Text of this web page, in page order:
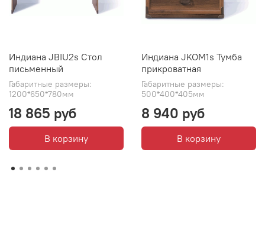
Индиана JBIU2s Стол
письменный
Габаритные размеры:
1200*650*780мм
18 865 руб
В корзину
Индиана JKOM1s Тумба
прикроватная
Габаритные размеры:
500*400*405мм
8 940 руб
В корзину